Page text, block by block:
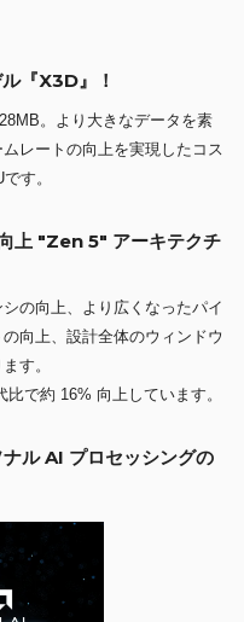
『X3D』！
。より大きなデータを素
レートの向上を実現したコス
す。
上 "Zen 5" アーキテクチ
の向上、より広くなったパイ
向上、設計全体のウィンドウ
す。
で約 16% 向上しています。
ル AI プロセッシングの